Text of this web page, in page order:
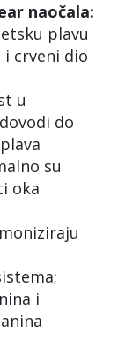
naočala:
plavu
crveni dio
u
do
su
oka
i